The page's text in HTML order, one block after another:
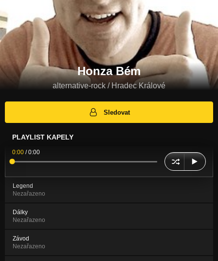
Honza Bém
alternative-rock / Hradec Králové
Sledovat
PLAYLIST KAPELY
0:00 /0:00
Legend
Nezařazeno
Dálky
Nezařazeno
Závod
Nezařazeno